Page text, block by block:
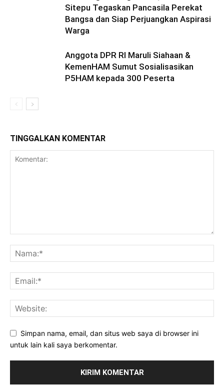
Sitepu Tegaskan Pancasila Perekat
Bangsa dan Siap Perjuangkan Aspirasi
Warga
Anggota DPR RI Maruli Siahaan &
KemenHAM Sumut Sosialisasikan
P5HAM kepada 300 Peserta
TINGGALKAN KOMENTAR
Simpan nama, email, dan situs web saya di browser ini
untuk lain kali saya berkomentar.